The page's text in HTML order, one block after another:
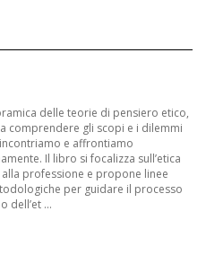
delle teorie di pensiero etico,
comprendere gli scopi e i dilemmi
e affrontiamo
Il libro si focalizza sull’etica
professione e propone linee
per guidare il processo
dell’et ...